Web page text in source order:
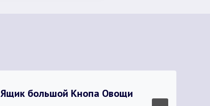
Ящик большой Кнопа Овощи